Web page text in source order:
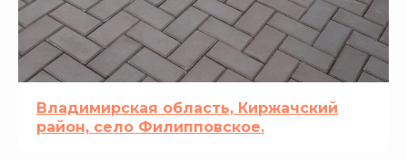
Владимирская область, Киржачский
район, село Филипповское.